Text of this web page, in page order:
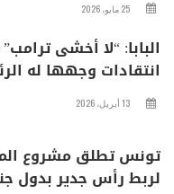
25 مايو، 2026
البابا: “لا أخشى
انتقادات وجهها له
13 أبريل، 2026
تونس تطلق مشروع
لربط رأس جدير بدول